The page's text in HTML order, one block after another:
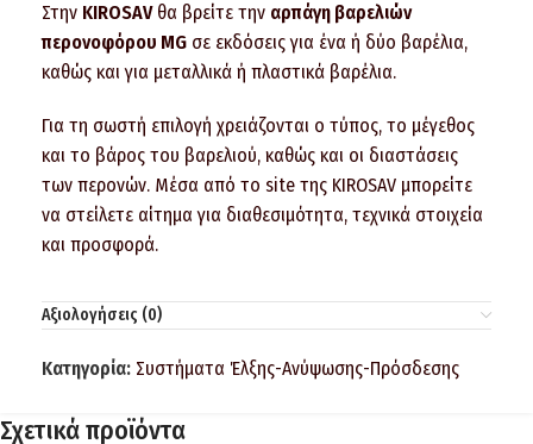
Στην KIROSAVθα βρείτε την αρπάγη βαρελιών
περονοφόρου MG σε εκδόσεις για ένα ή δύο βαρέλια,
καθώς και για μεταλλικά ή πλαστικά βαρέλια.
Για τη σωστή επιλογή χρειάζονται ο τύπος, το μέγεθος
και το βάρος του βαρελιού, καθώς και οι διαστάσεις
των περονών. Μέσα από το site της KIROSAV μπορείτε
να στείλετε αίτημα για διαθεσιμότητα, τεχνικά στοιχεία
και προσφορά.
Αξιολογήσεις (0)
Κατηγορία: Συστήματα Έλξης-Ανύψωσης-Πρόσδεσης
Σχετικά προϊόντα